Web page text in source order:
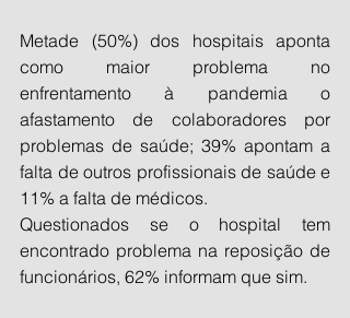
Metade (50%) dos hospitais aponta
como maior problema no
enfrentamento à pandemia o
afastamento de colaboradores por
problemas de saúde; 39% apontam a
falta de outros profissionais de saúde e
11% a falta de médicos.
Questionados se o hospital tem
encontrado problema na reposição de
funcionários, 62% informam que sim.